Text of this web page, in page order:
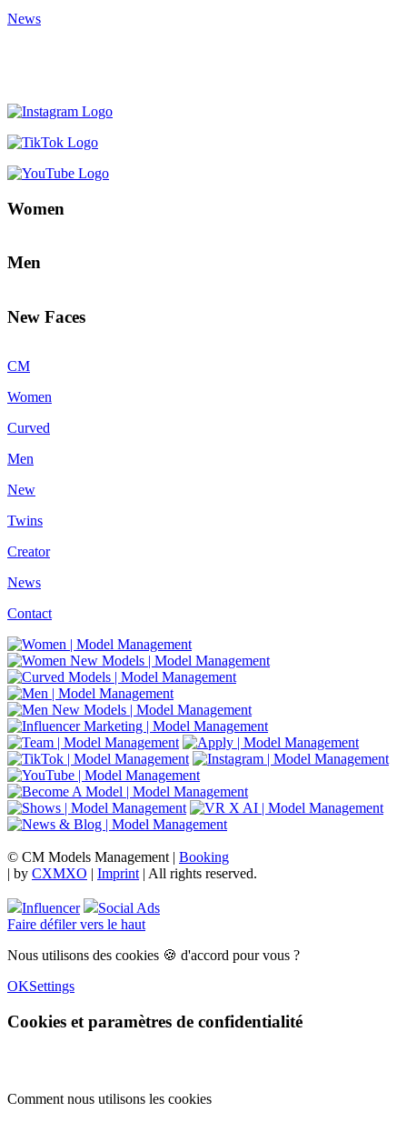
News
Women
Men
New Faces
CM
Women
Curved
Men
New
Twins
Creator
News
Contact
© CM Models Management | Booking
| by CXMXO | Imprint | All rights reserved.
Influencer
Social Ads
Faire défiler vers le haut
Nous utilisons des cookies 🍪 d'accord pour vous ?
OKSettings
Cookies et paramètres de confidentialité
Comment nous utilisons les cookies